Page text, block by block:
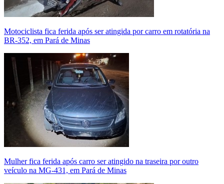
Motociclista fica ferida após ser atingida por carro em rotatória na
BR-352, em Pará de Minas
Mulher fica ferida após carro ser atingido na traseira por outro
veículo na MG-431, em Pará de Minas